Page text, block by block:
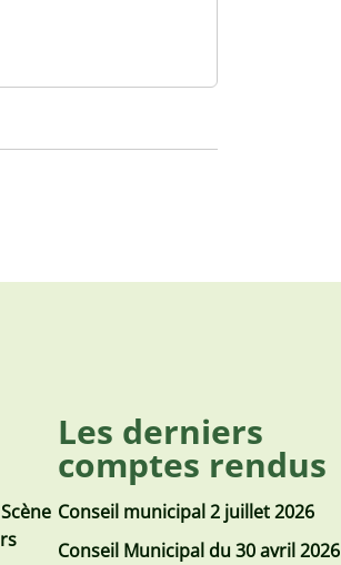
Les derniers
comptes rendus
Conseil municipal 2 juillet 2026
Conseil Municipal du 30 avril 2026